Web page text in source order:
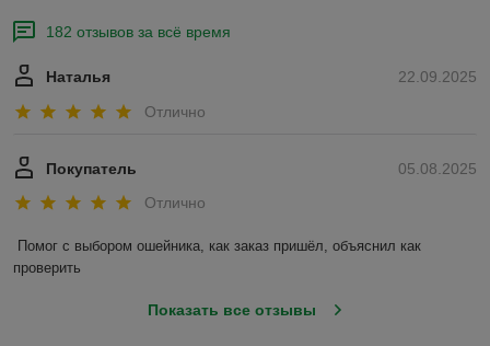
182 отзывов за всё время
22.09.2025
Наталья
Отлично
05.08.2025
Покупатель
Отлично
Помог с выбором ошейника, как заказ пришёл, объяснил как
проверить
Показать все отзывы